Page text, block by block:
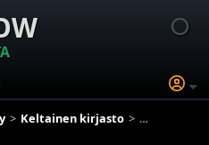
Keltainen kirjasto Uljas uusi